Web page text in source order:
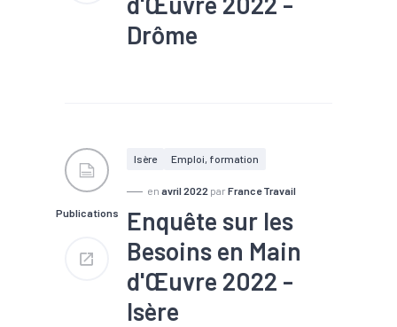
Part des établissements
Drôme
d'oeuvre
#Marché du
#Recrutement
Nombre de projets : 30 900
Part de projets difficiles : 61
%
Part de saisonniers : 43 %
Part des établissements
Publications
Isère Emploi, formation
en avril 2022 par France Travail
Enquête sur les
Besoins en Main
d'Œuvre 2022 -
Isère